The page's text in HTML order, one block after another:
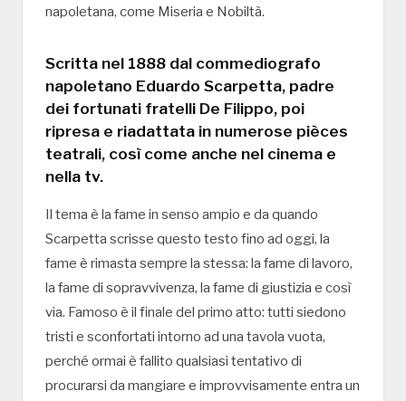
napoletana, come Miseria e Nobiltà.
Scritta nel 1888 dal commediografo
napoletano Eduardo Scarpetta, padre
dei fortunati fratelli De Filippo, poi
ripresa e riadattata in numerose pièces
teatrali, così come anche nel cinema e
nella tv.
Il tema è la fame in senso ampio e da quando
Scarpetta scrisse questo testo fino ad oggi, la
fame è rimasta sempre la stessa: la fame di lavoro,
la fame di sopravvivenza, la fame di giustizia e così
via. Famoso è il finale del primo atto: tutti siedono
tristi e sconfortati intorno ad una tavola vuota,
perché ormai è fallito qualsiasi tentativo di
procurarsi da mangiare e improvvisamente entra un